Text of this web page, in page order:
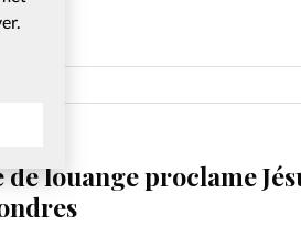
louange proclame